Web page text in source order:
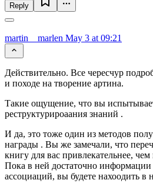
Reply
martin__marlen May 3 at 09:21
Действительно. Все чересчур
и походе на творение артина.
Такие ощущение, что вы
реструктурироаания знаний .
И да, это тоже один из методов
награды . Вы же замечали, что
книгу для вас привлекательнее,
Пока в ней достаточно
ассоциаций, вы будете нахоодить в